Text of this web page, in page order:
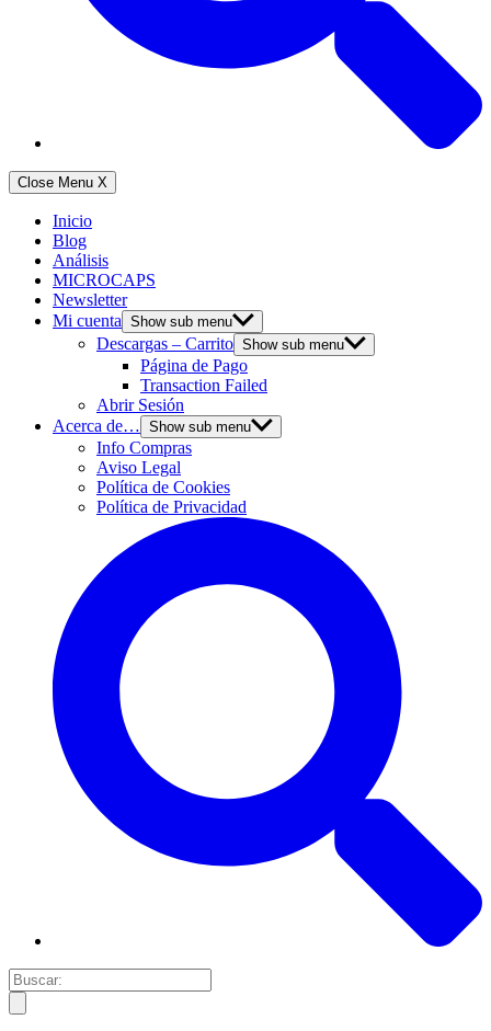
Close Menu X
Inicio
Blog
Análisis
MICROCAPS
Newsletter
Mi cuenta Show sub menu
Descargas – Carrito Show sub menu
Página de Pago
Transaction Failed
Abrir Sesión
Acerca de… Show sub menu
Info Compras
Aviso Legal
Política de Cookies
Política de Privacidad